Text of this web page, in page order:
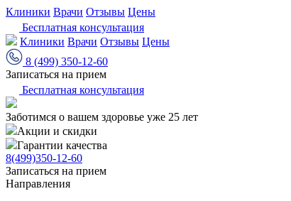
Клиники Врачи Отзывы Цены
Бесплатная консультация
Клиники Врачи Отзывы Цены
8 (499) 350-12-60
Записаться на прием
Бесплатная консультация
Заботимся о вашем здоровье уже 25 лет
Акции и скидки
Гарантии качества
8(499)350-12-60
Записаться на прием
Направления